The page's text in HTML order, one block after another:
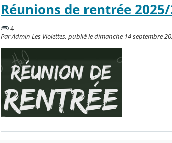
Réunions de rentrée
4
Par Admin Les Violettes, publié le dimanche 14 septembre